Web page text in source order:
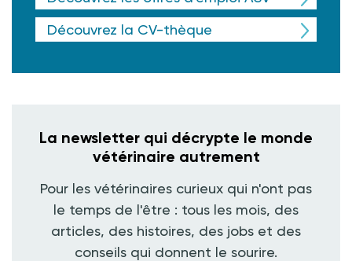
Découvrez la CV-thèque
La newsletter qui décrypte le monde
vétérinaire autrement
Pour les vétérinaires curieux qui n'ont pas
le temps de l'être : tous les mois, des
articles, des histoires, des jobs et des
conseils qui donnent le sourire.